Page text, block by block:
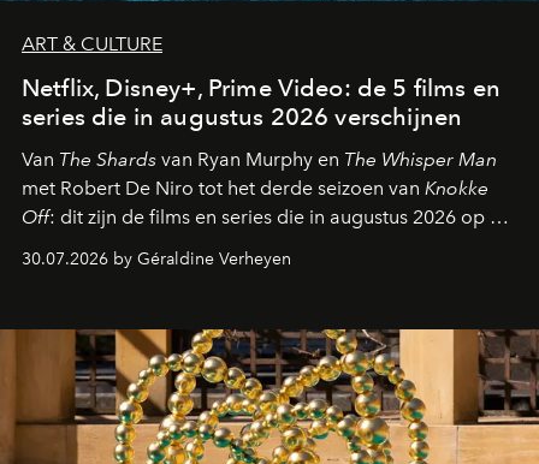
ART & CULTURE
Netflix, Disney+, Prime Video: de 5 films en
series die in augustus 2026 verschijnen
Van The Shards van Ryan Murphy en The Whisper Man
met Robert De Niro tot het derde seizoen van Knokke
Off: dit zijn de films en series die in augustus 2026 op de
streamingplatformen verschijnen.
30.07.2026 by Géraldine Verheyen